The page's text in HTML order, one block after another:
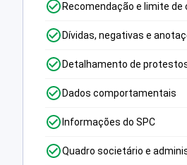
Recomendação e limite de
Dívidas, negativas e
Detalhamento de
Dados comportamentais
Informações do SPC
Quadro societário e